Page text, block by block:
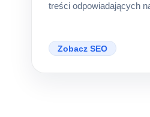
treści odpowiadających
Zobacz SEO